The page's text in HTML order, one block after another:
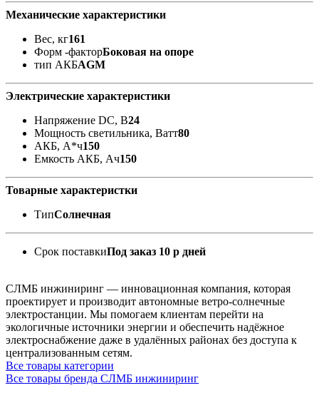
Механические характеристики
Вес, кг161
Форм -факторБоковая на опоре
тип АКБAGM
Электрические характеристики
Напряжение DC, В24
Мощность светильника, Ватт80
АКБ, А*ч150
Емкость АКБ, Ач150
Товарные характеристки
ТипСолнечная
Срок поставкиПод заказ 10 р дней
СЛМБ инжиниринг — инновационная компания, которая
проектирует и производит автономные ветро‑солнечные
электростанции. Мы помогаем клиентам перейти на
экологичные источники энергии и обеспечить надёжное
электроснабжение даже в удалённых районах без доступа к
централизованным сетям.
Все товары категории
Все товары бренда СЛМБ инжиниринг